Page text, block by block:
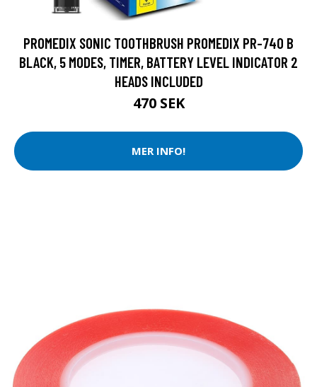
PROMEDIX SONIC TOOTHBRUSH PROMEDIX PR-740 B
BLACK, 5 MODES, TIMER, BATTERY LEVEL INDICATOR 2
HEADS INCLUDED
470 SEK
MER INFO!